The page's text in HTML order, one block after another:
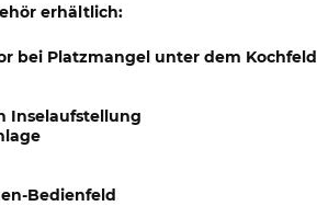
erhältlich:
bei Platzmangel unter dem Kochfeld
Inselaufstellung
Bedienfeld